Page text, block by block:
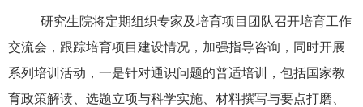
研究生院将定期组织专家及培育项目团队召开培育工作
交流会，跟踪培育项目建设情况，加强指导咨询，同时开展
系列培训活动，一是针对通识问题的普适培训，包括国家教
育政策解读、选题立项与科学实施、材料撰写与要点打磨、